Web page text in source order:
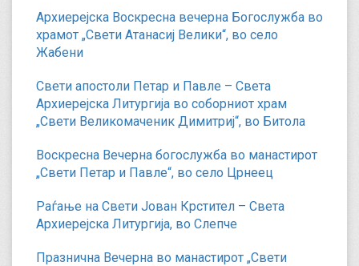
Архиерејска Воскресна вечерна Богослужба во
храмот „Свети Атанасиј Велики“, во село
Жабени
Свети апостоли Петар и Павле – Света
Архиерејска Литургија во соборниот храм
„Свети Великомаченик Димитриј“, во Битола
Воскресна Вечерна богослужба во манастирот
„Свети Петар и Павле“, во село Црнеец
Раѓање на Свети Јован Крстител – Света
Архиерејска Литургија, во Слепче
Празнична Вечерна во манастирот „Свети